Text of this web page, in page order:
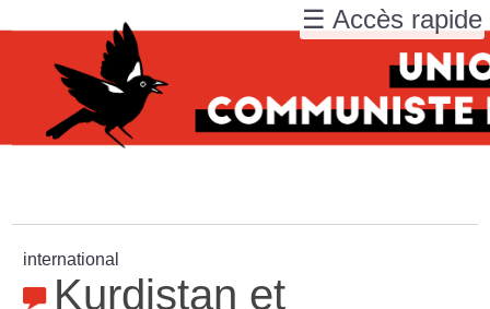
international
Kurdistan et
☰ Accès rapide